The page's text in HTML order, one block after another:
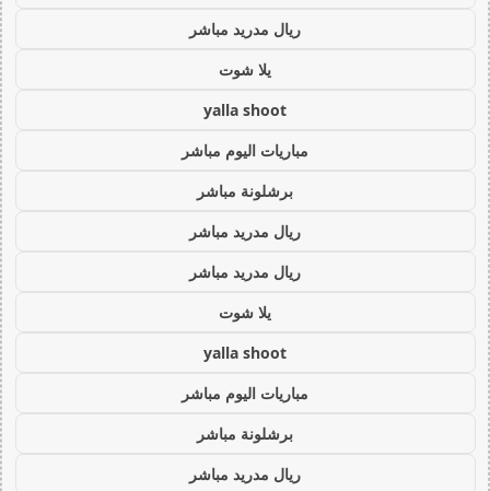
ريال مدريد مباشر
يلا شوت
yalla shoot
مباريات اليوم مباشر
برشلونة مباشر
ريال مدريد مباشر
ريال مدريد مباشر
يلا شوت
yalla shoot
مباريات اليوم مباشر
برشلونة مباشر
ريال مدريد مباشر